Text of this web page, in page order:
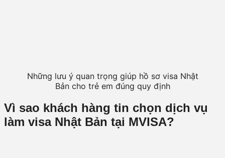
Những lưu ý quan trọng giúp hồ sơ visa Nhật
Bản cho trẻ em đúng quy định
Vì sao khách hàng tin chọn dịch vụ
làm visa Nhật Bản tại MVISA?